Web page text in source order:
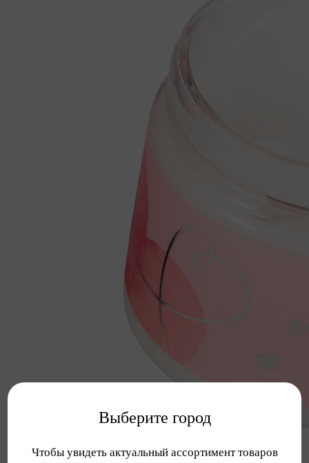
Выберите город
Чтобы увидеть актуальный ассортимент товаров